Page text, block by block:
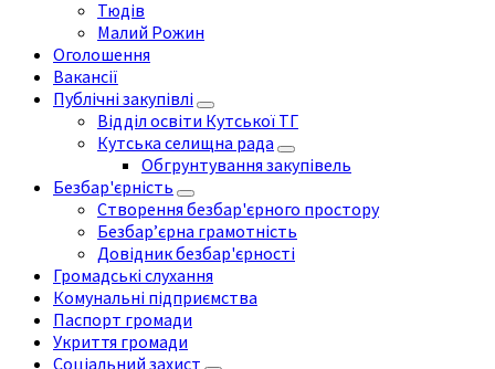
Тюдів
Малий Рожин
Оголошення
Вакансії
Публічні закупівлі
Відділ освіти Кутської ТГ
Кутська селищна рада
Обгрунтування закупівель
Безбар'єрність
Створення безбар'єрного простору
Безбар’єрна грамотність
Довідник безбар'єрності
Громадські слухання
Комунальні підприємства
Паспорт громади
Укриття громади
Соціальний захист